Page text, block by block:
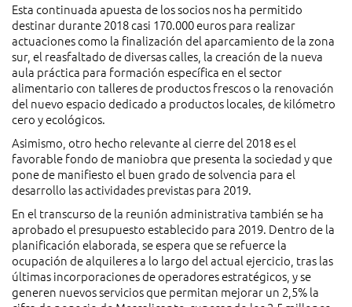
Esta continuada apuesta de los socios nos ha permitido
destinar durante 2018 casi 170.000 euros para realizar
actuaciones como la finalización del aparcamiento de la zona
sur, el reasfaltado de diversas calles, la creación de la nueva
aula práctica para formación específica en el sector
alimentario con talleres de productos frescos o la renovación
del nuevo espacio dedicado a productos locales, de kilómetro
cero y ecológicos.
Asimismo, otro hecho relevante al cierre del 2018 es el
favorable fondo de maniobra que presenta la sociedad y que
pone de manifiesto el buen grado de solvencia para el
desarrollo las actividades previstas para 2019.
En el transcurso de la reunión administrativa también se ha
aprobado el presupuesto establecido para 2019. Dentro de la
planificación elaborada, se espera que se refuerce la
ocupación de alquileres a lo largo del actual ejercicio, tras las
últimas incorporaciones de operadores estratégicos, y se
generen nuevos servicios que permitan mejorar un 2,5% la